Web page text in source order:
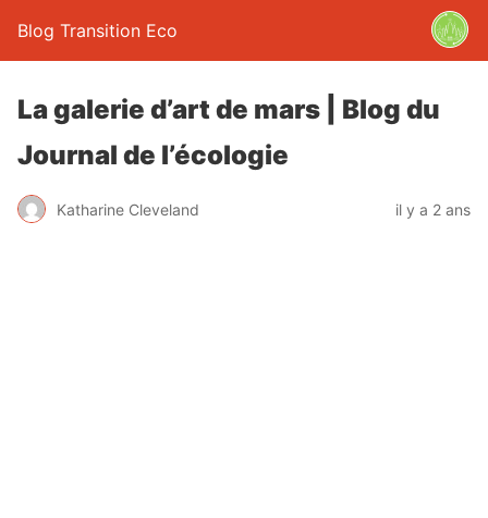
Blog Transition Eco
La galerie d’art de mars | Blog du
Journal de l’écologie
Katharine Cleveland il y a 2 ans